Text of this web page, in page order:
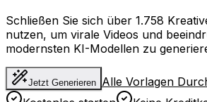
Schließen Sie sich über 1.758
nutzen, um virale Videos und
modernsten KI-Modellen zu
Jetzt Generieren Alle Vorlagen